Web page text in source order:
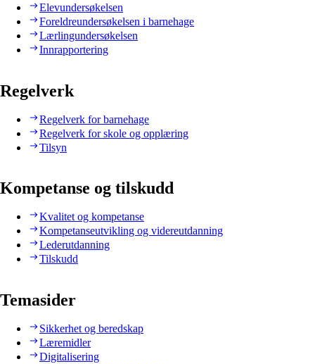
Elevundersøkelsen
Foreldreundersøkelsen i barnehage
Lærlingundersøkelsen
Innrapportering
Regelverk
Regelverk for barnehage
Regelverk for skole og opplæring
Tilsyn
Kompetanse og tilskudd
Kvalitet og kompetanse
Kompetanseutvikling og videreutdanning
Lederutdanning
Tilskudd
Temasider
Sikkerhet og beredskap
Læremidler
Digitalisering